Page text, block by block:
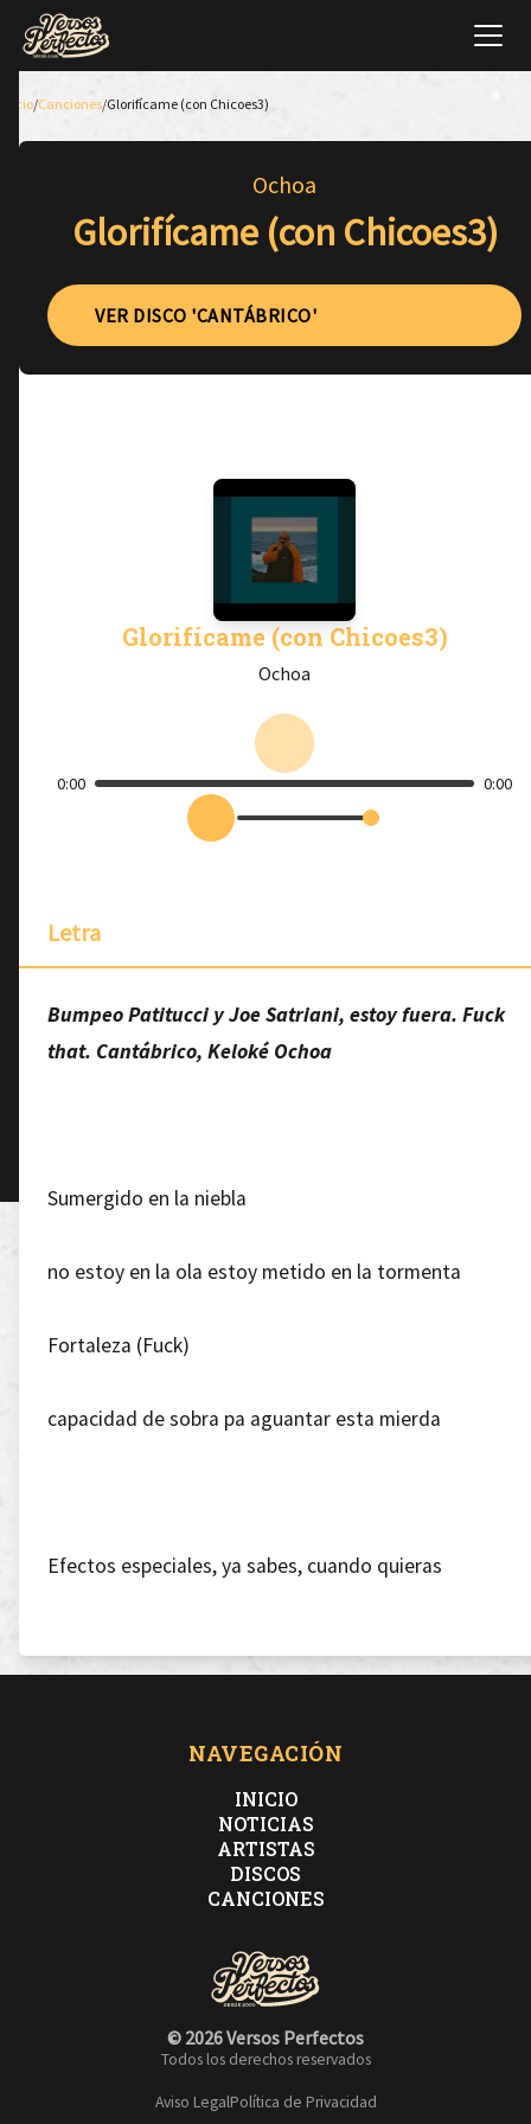
Inicio/Canciones/Glorifícame (con Chicoes3)
Ochoa
Glorifícame (con Chicoes3)
VER DISCO 'CANTÁBRICO'
Glorifícame (con Chicoes3)
Ochoa
0:00 0:00
Letra
Bumpeo Patitucci y Joe Satriani, estoy fuera. Fuck
that. Cantábrico, Keloké Ochoa
Sumergido en la niebla
no estoy en la ola estoy metido en la tormenta
Fortaleza (Fuck)
capacidad de sobra pa aguantar esta mierda
Efectos especiales, ya sabes, cuando quieras
ya no necesito que me mientas
Asnef, to a nombre de la parienta
NAVEGACIÓN
INICIO
NOTICIAS
ARTISTAS
DISCOS
CANCIONES
© 2026 Versos Perfectos
Todos los derechos reservados
Aviso LegalPolítica de Privacidad